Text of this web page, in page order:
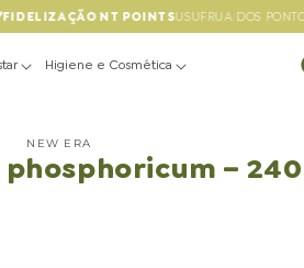
NT POINTSUSUFRUA DOS PONTOS
Higiene e Cosmética
NEW ERA
– 240